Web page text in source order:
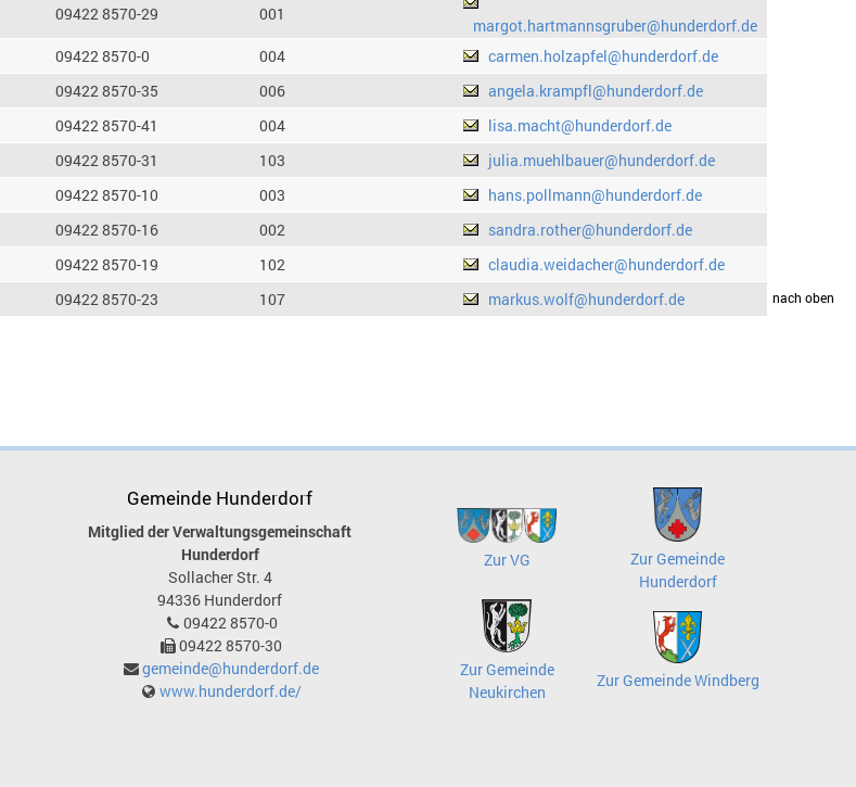
09422 8570-29 001
margot.hartmannsgruber@hunderdorf.de
09422 8570-0 004
carmen.holzapfel@hunderdorf.de
09422 8570-35 006
angela.krampfl@hunderdorf.de
09422 8570-41 004
lisa.macht@hunderdorf.de
09422 8570-31 103
julia.muehlbauer@hunderdorf.de
09422 8570-10 003
hans.pollmann@hunderdorf.de
09422 8570-16 002
sandra.rother@hunderdorf.de
09422 8570-19 102
claudia.weidacher@hunderdorf.de
09422 8570-23 107 markus.wolf@hunderdorf.dedrucken nach oben
Gemeinde Hunderdorf
Mitglied der Verwaltungsgemeinschaft
Hunderdorf
Sollacher Str. 4
94336 Hunderdorf
09422 8570-0
09422 8570-30
gemeinde@hunderdorf.de
www.hunderdorf.de/
Zur VG
Zur Gemeinde
Hunderdorf
Zur Gemeinde
Neukirchen
Zur Gemeinde Windberg